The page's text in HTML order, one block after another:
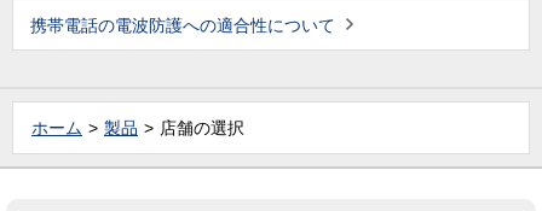
携帯電話の電波防護への適合性について
ホーム 製品 店舗の選択